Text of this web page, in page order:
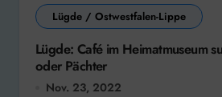
Lügde / Ostwestfalen-Lippe
Lügde: Café im Heimatmuseum
oder Pächter
Nov. 23, 2022